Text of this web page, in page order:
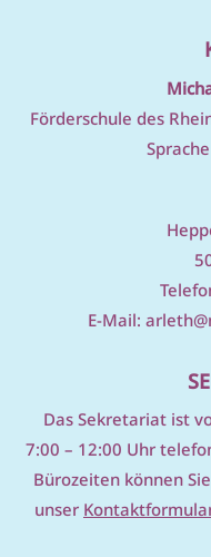
Förderschule des
E-Mail:
Das Sekretariat ist
7:00 – 12:00 Uhr
Bürozeiten können
unser